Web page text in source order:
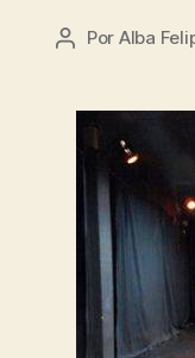
Autor
entrada
Por Alba